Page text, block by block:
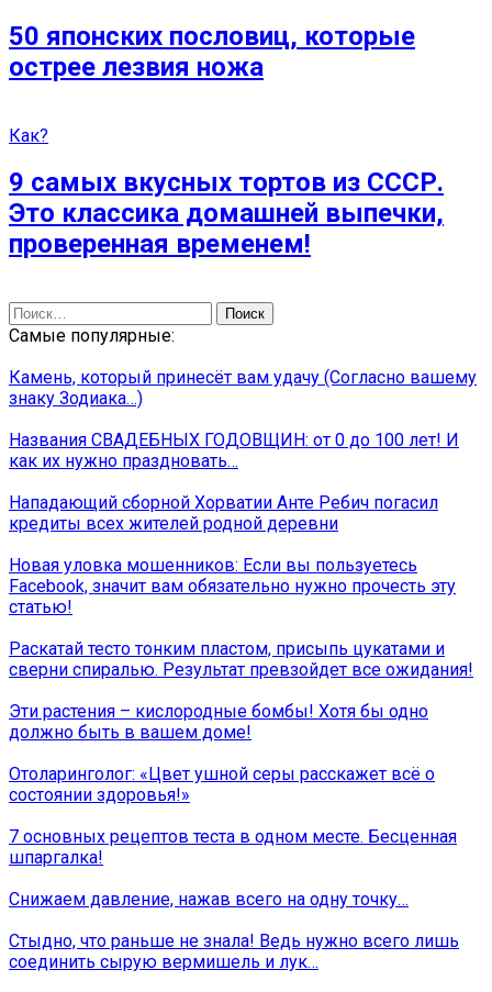
50 японских пословиц, которые
острее лезвия ножа
Как?
9 самых вкусных тортов из СССР.
Это классика домашней выпечки,
проверенная временем!
Найти:
Самые популярные:
Камень, который принесёт вам удачу (Согласно вашему
знаку Зодиака…)
Названия СВАДЕБНЫХ ГОДОВЩИН: от 0 до 100 лет! И
как их нужно праздновать…
Нападающий сборной Хорватии Анте Ребич погасил
кредиты всех жителей родной деревни
Новая уловка мошенников: Если вы пользуетесь
Facebook, значит вам обязательно нужно прочесть эту
статью!
Раскатай тесто тонким пластом, присыпь цукатами и
сверни спиралью. Результат превзойдет все ожидания!
Эти растения – кислородные бомбы! Хотя бы одно
должно быть в вашем доме!
Отоларинголог: «Цвет ушной серы расскажет всё о
состоянии здоровья!»
7 основных рецептов теста в одном месте. Бесценная
шпаргалка!
Снижаем давление, нажав всего на одну точку…
Стыдно, что раньше не знала! Ведь нужно всего лишь
соединить сырую вермишель и лук…